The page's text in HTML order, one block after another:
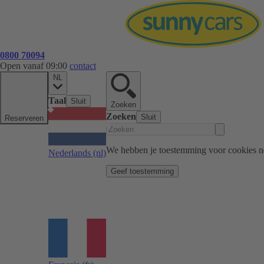
0800 70094
Open vanaf 09:00 contact
Reserveren
NL
Taal Sluit
Nederlands (nl)
Zoeken
Zoeken Sluit
We hebben je toestemming voor cookies
Geef toestemming